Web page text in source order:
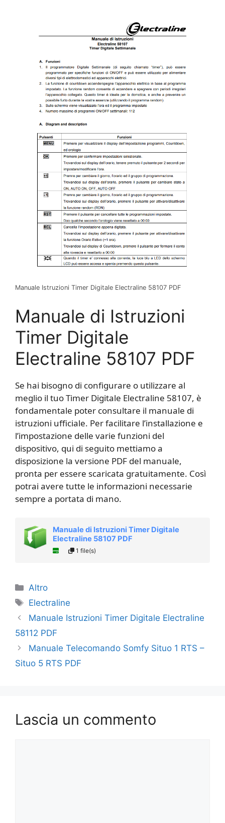
Manuale Istruzioni Timer Digitale Electraline 58107 PDF
Manuale di Istruzioni
Timer Digitale
Electraline 58107 PDF
Se hai bisogno di configurare o utilizzare al
meglio il tuo Timer Digitale Electraline 58107, è
fondamentale poter consultare il manuale di
istruzioni ufficiale. Per facilitare l’installazione e
l’impostazione delle varie funzioni del
dispositivo, qui di seguito mettiamo a
disposizione la versione PDF del manuale,
pronta per essere scaricata gratuitamente. Così
potrai avere tutte le informazioni necessarie
sempre a portata di mano.
Manuale di Istruzioni Timer Digitale
Electraline 58107 PDF
1 file(s)
Categorie
Altro
Tag
Electraline
Manuale Istruzioni Timer Digitale Electraline
58112 PDF
Manuale Telecomando Somfy Situo 1 RTS –
Situo 5 RTS PDF
Lascia un commento